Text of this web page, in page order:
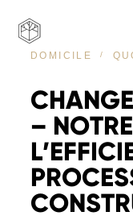
DOMICILE
– NOTRE